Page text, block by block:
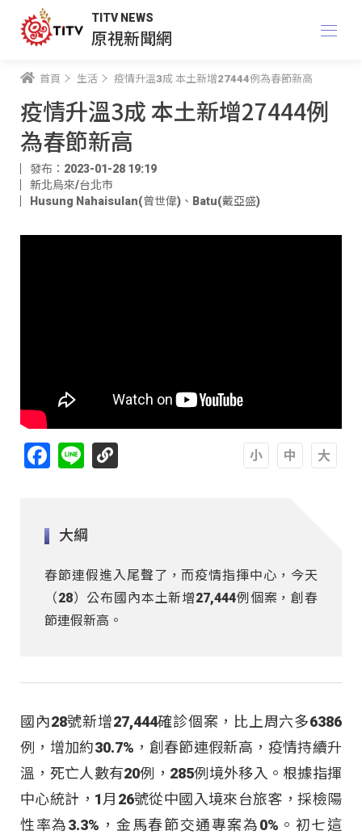
TITV NEWS
原視新聞網
首頁 生活 疫情升溫3成 本土新增27444例為春節新高
疫情升溫3成 本土新增27444例
為春節新高
發布：2023-01-28 19:19
新北烏來/台北市
Husung Nahaisulan(曾世偉) 、 Batu(戴亞盛)
Facebook
Line
大綱
春節連假進入尾聲了，而疫情指揮中心，今天
（28）公布國內本土新增27,444例個案，創春
節連假新高。
國內28號新增27,444確診個案，比上周六多6386
例，增加約30.7%，創春節連假新高，疫情持續升
溫，死亡人數有20例，285例境外移入。根據指揮
中心統計，1月26號從中國入境來台旅客，採檢陽
性率為3.3%，金馬春節交通專案為0%。初七這